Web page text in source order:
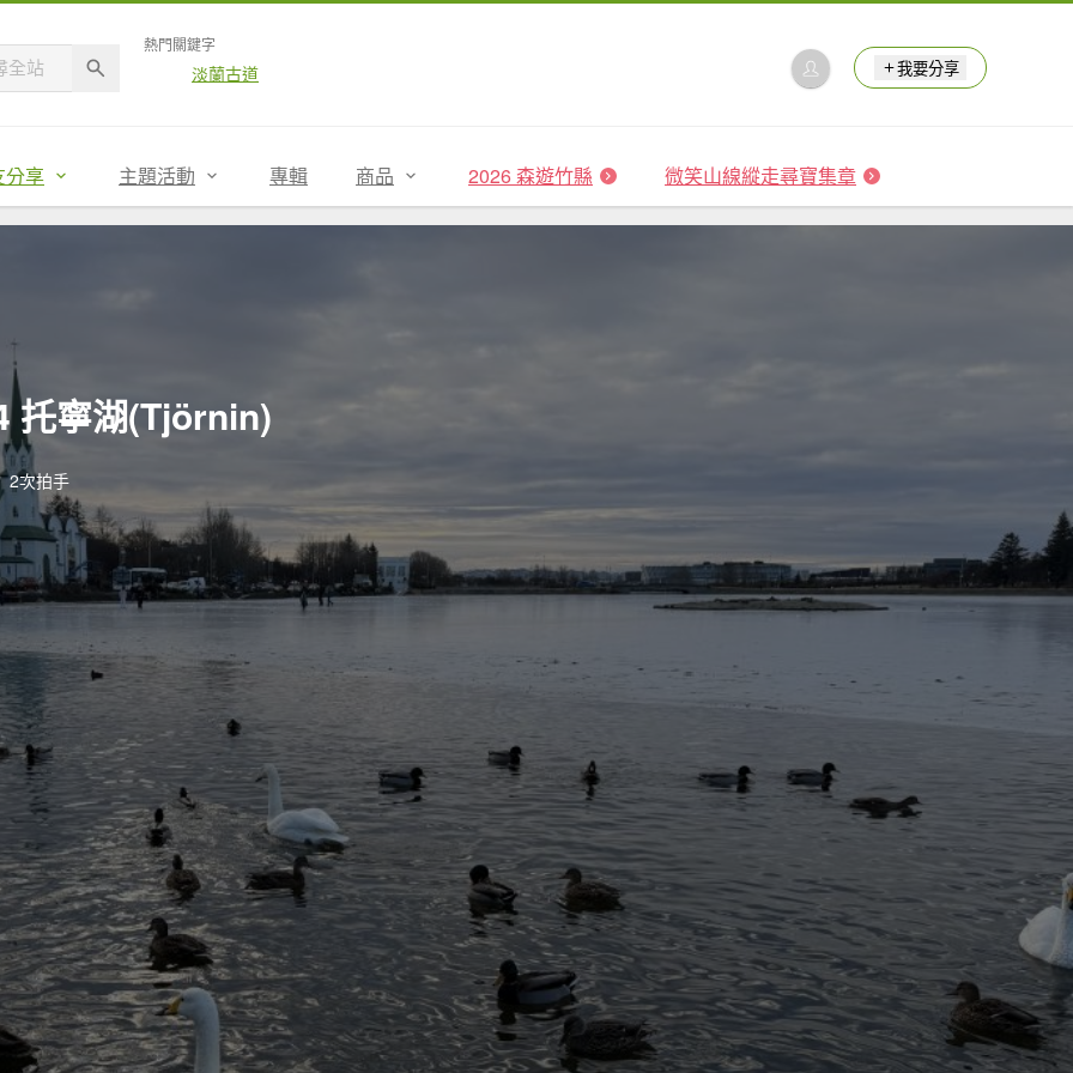
熱門關鍵字
淡蘭古道 我要分享
分享 主題活動 專輯 商品 2026 森遊竹縣 微笑山線縱走尋寶集章
托寧湖(Tjörnin)
2次拍手